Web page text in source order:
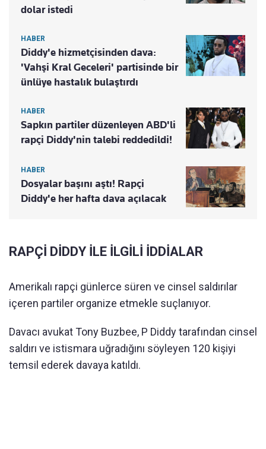
dolar istedi
HABER
Diddy'e hizmetçisinden dava:
'Vahşi Kral Geceleri' partisinde bir
ünlüye hastalık bulaştırdı
HABER
Sapkın partiler düzenleyen ABD'li
rapçi Diddy'nin talebi reddedildi!
HABER
Dosyalar başını aştı! Rapçi
Diddy'e her hafta dava açılacak
RAPÇİ DİDDY İLE İLGİLİ İDDİALAR
Amerikalı rapçi günlerce süren ve cinsel saldırılar
içeren partiler organize etmekle suçlanıyor.
Davacı avukat Tony Buzbee, P Diddy tarafından cinsel
saldırı ve istismara uğradığını söyleyen 120 kişiyi
temsil ederek davaya katıldı.